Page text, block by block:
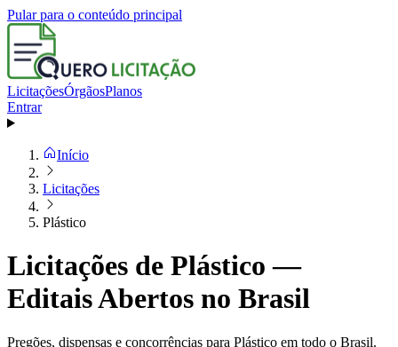
Pular para o conteúdo principal
LicitaçõesÓrgãosPlanos
Entrar
Início
Licitações
Plástico
Licitações de Plástico —
Editais Abertos no Brasil
Pregões, dispensas e concorrências para Plástico em todo o Brasil.